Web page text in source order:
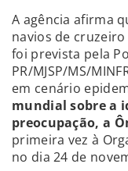
A agência afirma
navios de
foi prevista pela
PR/MJSP/MS/
em cenário
mundial sobre a
preocupação, a
primeira vez à
no dia 24 de